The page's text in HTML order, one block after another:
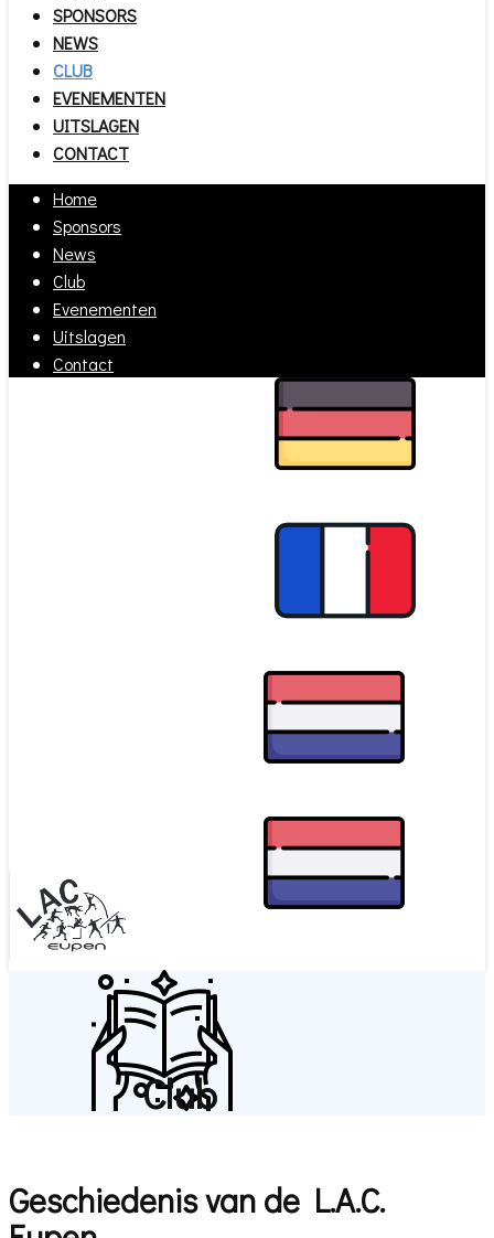
SPONSORS
NEWS
CLUB
EVENEMENTEN
UITSLAGEN
CONTACT
Home
Sponsors
News
Club
Evenementen
Uitslagen
Contact
Club
Geschiedenis van de L.A.C.